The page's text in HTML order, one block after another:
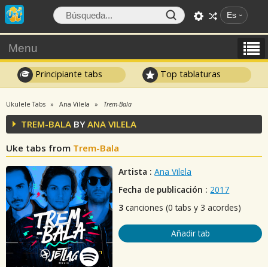
Es
Menu
Principiante tabs Top tablaturas
Ukulele Tabs Ana Vilela Trem-Bala
TREM-BALA BYANA VILELA
Uke tabs from Trem-Bala
Artista : Ana Vilela
Fecha de publicación : 2017
3 canciones (0 tabs y 3 acordes)
Añadir tab